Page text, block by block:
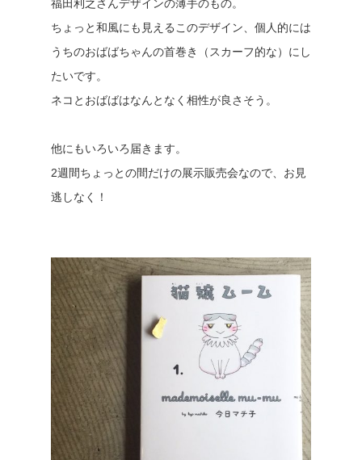
福田利之さんデザインの薄手のもの。
ちょっと和風にも見えるこのデザイン、個人的には
うちのおばばちゃんの首巻き（スカーフ的な）にし
たいです。
ネコとおばばはなんとなく相性が良さそう。
他にもいろいろ届きます。
2週間ちょっとの間だけの展示販売会なので、お見
逃しなく！